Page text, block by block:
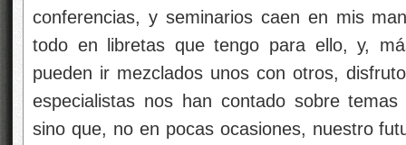
conferencias, y seminarios caen en mis
todo en libretas que tengo para ello, y,
pueden ir mezclados unos con otros,
especialistas nos han contado sobre
sino que, no en pocas ocasiones, nuestro